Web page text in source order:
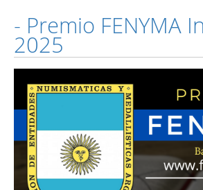
- Premio FENYMA
2025